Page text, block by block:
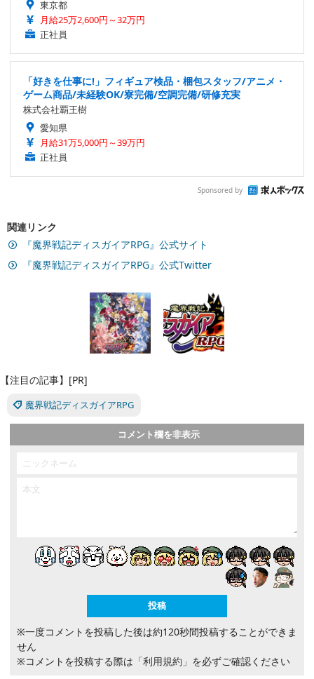
東京都
月給25万2,600円～32万円
正社員
「好きを仕事に!」フィギュア検品・梱包スタッフ/アニメ・
ゲーム商品/未経験OK/寮完備/空調完備/研修充実
株式会社覇王樹
愛知県
月給31万5,000円～39万円
正社員
Sponsored by
関連リンク
『魔界戦記ディスガイアRPG』公式サイト
『魔界戦記ディスガイアRPG』公式Twitter
【注目の記事】[PR]
魔界戦記ディスガイアRPG
コメント欄を非表示
※一度コメントを投稿した後は約120秒間投稿することができま
せん
※コメントを投稿する際は 「利用規約」 を必ずご確認ください